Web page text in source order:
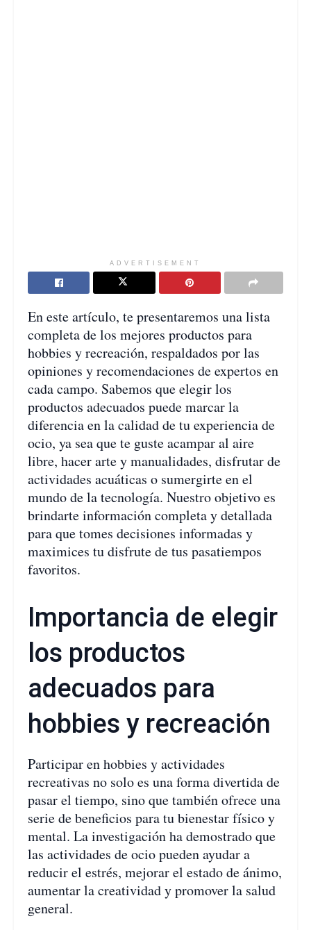
ADVERTISEMENT
En este artículo, te presentaremos una lista
completa de los mejores productos para
hobbies y recreación, respaldados por las
opiniones y recomendaciones de expertos en
cada campo. Sabemos que elegir los
productos adecuados puede marcar la
diferencia en la calidad de tu experiencia de
ocio, ya sea que te guste acampar al aire
libre, hacer arte y manualidades, disfrutar de
actividades acuáticas o sumergirte en el
mundo de la tecnología. Nuestro objetivo es
brindarte información completa y detallada
para que tomes decisiones informadas y
maximices tu disfrute de tus pasatiempos
favoritos.
Importancia de elegir
los productos
adecuados para
hobbies y recreación
Participar en hobbies y actividades
recreativas no solo es una forma divertida de
pasar el tiempo, sino que también ofrece una
serie de beneficios para tu bienestar físico y
mental. La investigación ha demostrado que
las actividades de ocio pueden ayudar a
reducir el estrés, mejorar el estado de ánimo,
aumentar la creatividad y promover la salud
general.